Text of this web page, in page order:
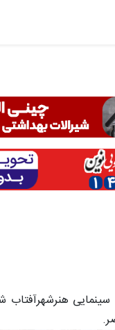
سینمایی